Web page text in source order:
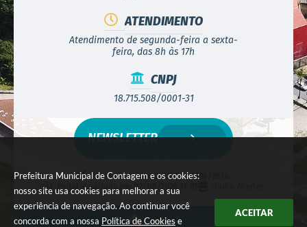
Prefeitura Municipal de Contagem e os cookies:
nosso site usa cookies para melhorar a sua
experiência de navegação. Ao continuar você
concorda com a nossa Política de Cookies e
ACEITAR
ATENDIMENTO
Atendimento de segunda-feira a sexta-
feira, das 8h às 17h
CNPJ
18.715.508/0001-31
Versão do Sistema:3.5.3 - 19/06/2026
Portal atualizado em:
07/08/2026 17:05
NEWSLETTER